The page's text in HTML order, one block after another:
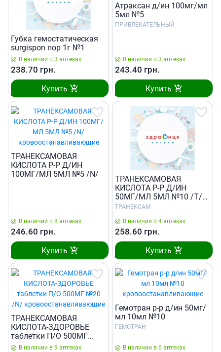
Губка гемостатическая
surgispon пор 1г №1
В наличии в 3 аптеках
238.70 грн.
Купить
Атраксан д/ин 100мг/мл
5мл №5
ПРИВЛЕКАТЕЛЬНЫЙ
В наличии в 3 аптеках
243.40 грн.
Купить
ТРАНЕКСАМОВАЯ
КИСЛОТА Р-Р Д/ИН
100МГ/МЛ 5МЛ №5 /N/
В наличии в 8 аптеках
246.60 грн.
Купить
ТРАНЕКСАМОВАЯ
КИСЛОТА Р-Р Д/ИН
50МГ/МЛ 5МЛ №10 /T/
/N/
ТРАНЕКСАМ
В наличии в 4 аптеках
258.60 грн.
Купить
ТРАНЕКСАМОВАЯ
КИСЛОТА-ЗДОРОВЬЕ
таблетки П/О 500МГ
№20 /N/
В наличии в 9 аптеках
Гемотран р-р д/ин 50мг/
мл 10мл №10
ГЕМОТРАН
В наличии в 6 аптеках